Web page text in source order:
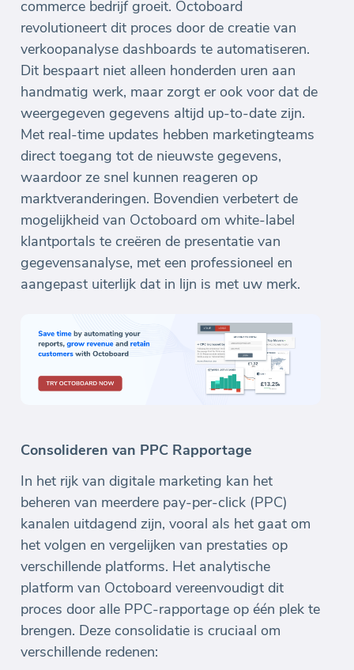
commerce bedrijf groeit. Octoboard
revolutioneert dit proces door de creatie van
verkoopanalyse dashboards te automatiseren.
Dit bespaart niet alleen honderden uren aan
handmatig werk, maar zorgt er ook voor dat de
weergegeven gegevens altijd up-to-date zijn.
Met real-time updates hebben marketingteams
direct toegang tot de nieuwste gegevens,
waardoor ze snel kunnen reageren op
marktveranderingen. Bovendien verbetert de
mogelijkheid van Octoboard om white-label
klantportals te creëren de presentatie van
gegevensanalyse, met een professioneel en
aangepast uiterlijk dat in lijn is met uw merk.
Consolideren van PPC Rapportage
In het rijk van digitale marketing kan het
beheren van meerdere pay-per-click (PPC)
kanalen uitdagend zijn, vooral als het gaat om
het volgen en vergelijken van prestaties op
verschillende platforms. Het analytische
platform van Octoboard vereenvoudigt dit
proces door alle PPC-rapportage op één plek te
brengen. Deze consolidatie is cruciaal om
verschillende redenen: